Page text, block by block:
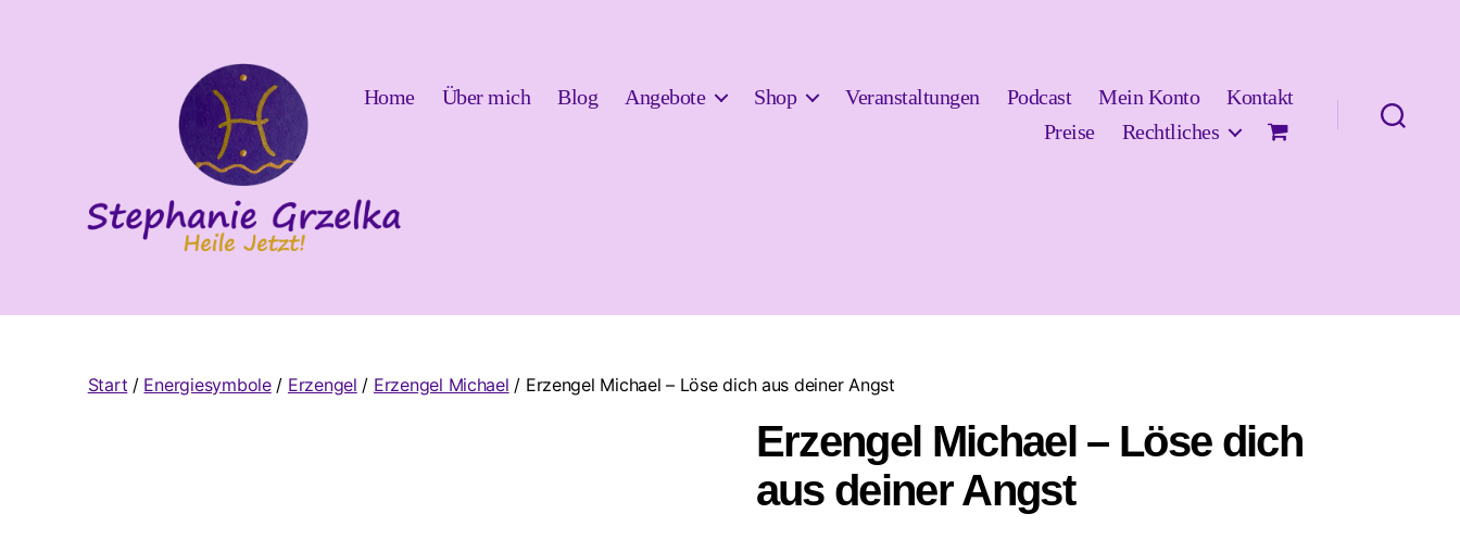
Heile
Home Über mich Blog Angebote Shop Veranstaltungen Podcast Mein Konto
Kontakt
Preise
Rechtliches
Start / Energiesymbole/ Erzengel / Erzengel Michael / Erzengel Michael – Löse dich aus deiner Angst
Erzengel Michael – Löse dich
aus deiner Angst